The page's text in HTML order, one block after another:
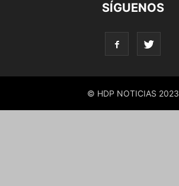
SÍGUENOS
© HDP NOTICIAS 2023